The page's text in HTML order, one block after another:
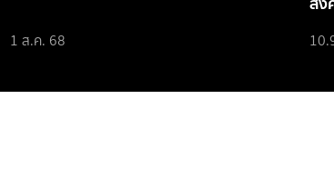
1 ส.ค. 68